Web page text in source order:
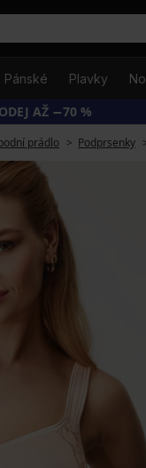
Pánské Plavky
AŽ −70 %
prádlo Podprsenky